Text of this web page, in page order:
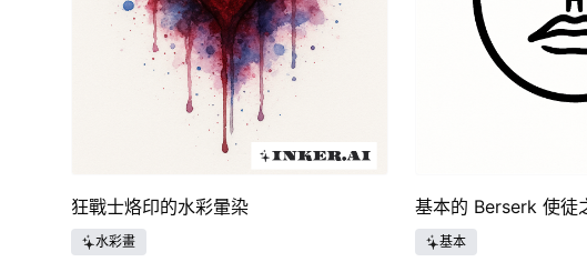
狂戰士烙印的水彩暈染
水彩畫
基本的 Berserk 使徒
基本